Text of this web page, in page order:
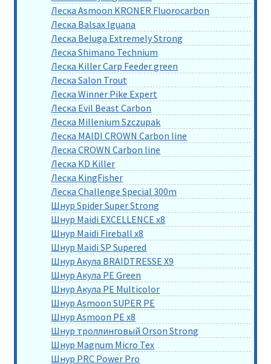
Леска Asmoon KRONER Fluorocarbon
Леска Balsax Iguana
Леска Beluga Extremely Strong
Леска Shimano Technium
Леска Killer Carp Feeder green
Леска Salon Trout
Леска Winner Pike Expert
Леска Evil Beast Carbon
Леска Millenium Szczupak
Леска MAIDI CROWN Carbon line
Леска CROWN Carbon line
Леска KD Killer
Леска KingFisher
Леска Challenge Special 300m
Шнур Spider Super Strong
Шнур Maidi EXCELLENCE x8
Шнур Maidi Fireball x8
Шнур Maidi SP Supered
Шнур Акула BRAIDTRESSE X9
Шнур Акула PE Green
Шнур Акула PE Multicolor
Шнур Asmoon SUPER PE
Шнур Asmoon PE x8
Шнур троллинговый Orson Strong
Шнур Magnum Micro Tex
Шнур PRC Power Pro